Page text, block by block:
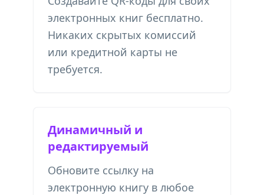
электронных книг бесплатно.
Никаких скрытых комиссий
или кредитной карты не
требуется.
Динамичный и
редактируемый
Обновите ссылку на
электронную книгу в любое